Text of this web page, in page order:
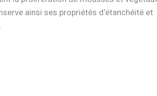
ainsi ses propriétés d’étanchéité et